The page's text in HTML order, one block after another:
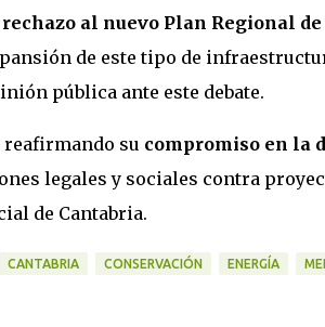
rechazo al nuevo Plan Regional
de este tipo de
pública ante este debate.
su compromiso en la
legales y sociales contra
de Cantabria.
CANTABRIA CONSERVACIÓN ENERGÍA